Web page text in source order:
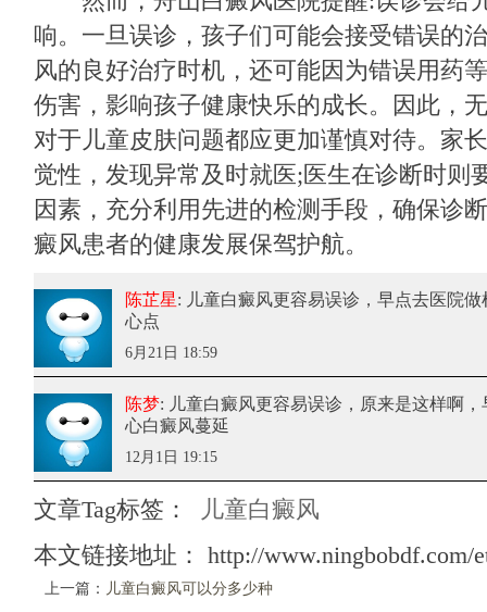
响。一旦误诊，孩子们可能会接受错误的
风的良好治疗时机，还可能因为错误用药
伤害，影响孩子健康快乐的成长。因此，
对于儿童皮肤问题都应更加谨慎对待。家
觉性，发现异常及时就医;医生在诊断时则
因素，充分利用先进的检测手段，确保诊
癜风患者的健康发展保驾护航。
陈芷星: 儿童白癜风更容易误诊 ，早点去医院
心点
6月21日 18:59
陈梦: 儿童白癜风更容易误诊 ，原来是这样啊
心白癜风蔓延
12月1日 19:15
文章Tag标签：
儿童白癜风
本文链接地址： http://www.ningbobdf.com/
上一篇： 儿童白癜风可以分多少种